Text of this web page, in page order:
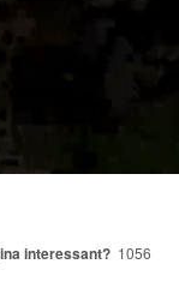
interessant? 1056